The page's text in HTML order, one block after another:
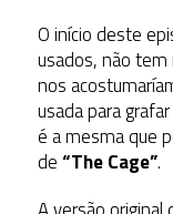
O início deste
usados, não
nos
usada para
é a mesma que
de“The Cage”.